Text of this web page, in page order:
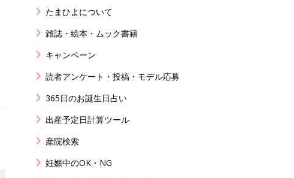
たまひよについて
雑誌・絵本・ムック書籍
キャンペーン
読者アンケート・投稿・モデル応募
365日のお誕生日占い
出産予定日計算ツール
産院検索
妊娠中のOK・NG